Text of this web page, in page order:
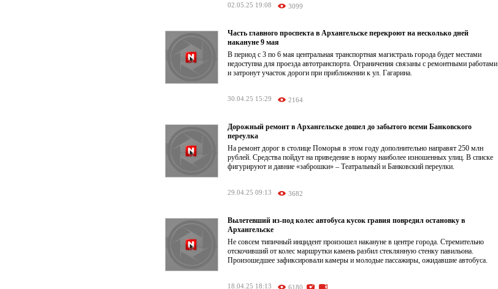
02.05.25 19:08 3099
Часть главного проспекта в Архангельске перекроют на несколько дней
накануне 9 мая
В период с 3 по 6 мая центральная транспортная магистраль города будет местами
недоступна для проезда автотранспорта. Ограничения связаны с ремонтными работами
и затронут участок дороги при приближении к ул. Гагарина.
30.04.25 15:29 2164
Дорожный ремонт в Архангельске дошел до забытого всеми Банковского
переулка
На ремонт дорог в столице Поморья в этом году дополнительно направят 250 млн
рублей. Средства пойдут на приведение в норму наиболее изношенных улиц. В списке
фигурируют и давние «заброшки» – Театральный и Банковский переулки.
29.04.25 09:13 3682
Вылетевший из-под колес автобуса кусок гравия повредил остановку в
Архангельске
Не совсем типичный инцидент произошел накануне в центре города. Стремительно
отскочивший от колес маршрутки камень разбил стеклянную стенку павильона.
Произошедшее зафиксировали камеры и молодые пассажиры, ожидавшие автобуса.
18.04.25 18:13 6180